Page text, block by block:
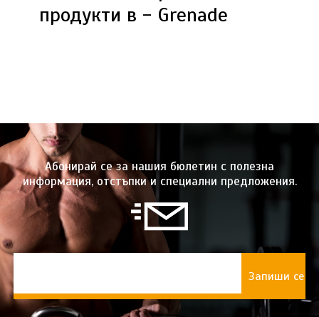
продукти в - Grenade
Абонирай се за нашия бюлетин с полезна
информация, отстъпки и специални предложения.